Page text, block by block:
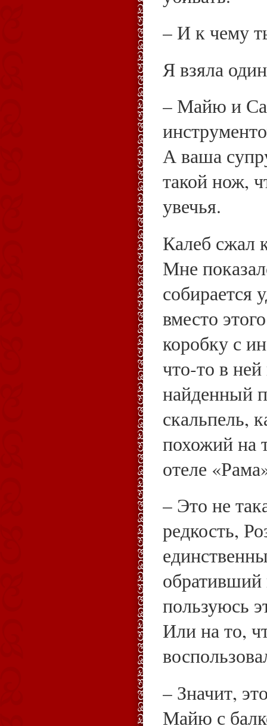
– И к чему
Я взяла
– Майю и
А ваша
такой нож,
увечья.
Калеб сжал
Мне
собирается
вместо
коробку с
что‑то в
найденный
скальпель,
похожий на
отеле
– Это не
редкость,
обративший
пользуюсь
Или на то,
– Значит,
Майю с